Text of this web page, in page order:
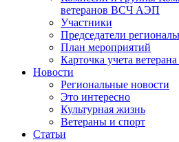
ветеранов ВСЧ АЭП
Участники
Председатели
План мероприятий
Карточка учета
Новости
Региональные новости
Это интересно
Культурная жизнь
Ветераны и спорт
Статьи